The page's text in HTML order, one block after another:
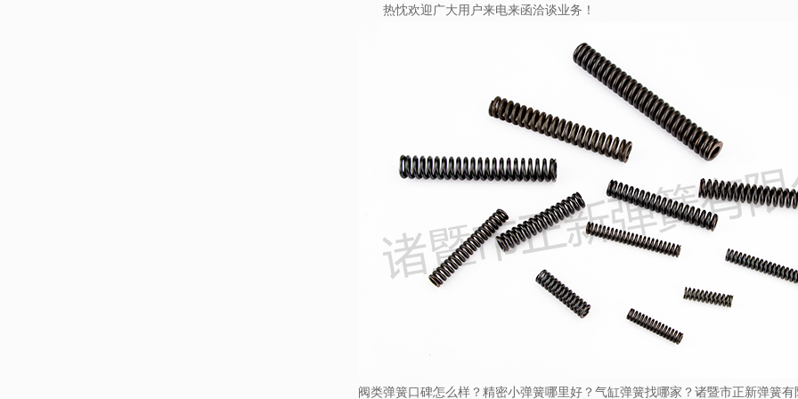
热忱欢迎广大用户来电来函洽谈业务！
阀类弹簧口碑怎么样？精密小弹簧哪里好？气缸弹簧找哪家？诸暨市正新弹簧